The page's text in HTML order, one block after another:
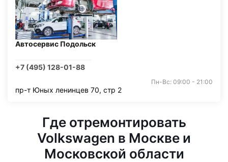
Автосервис Подольск
+7 (495) 128-01-88
Пн-Вс: 09:00 - 21:00
пр-т Юных ленинцев 70, стр 2
Где отремонтировать
Volkswagen в Москве и
Московской области